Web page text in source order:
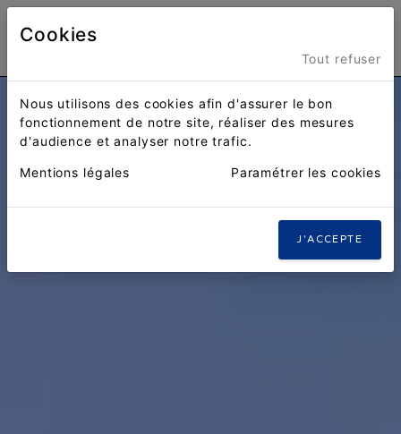
Cookies
Tout refuser
Nous utilisons des cookies afin d'assurer le bon
fonctionnement de notre site, réaliser des mesures
d'audience et analyser notre trafic.
Mentions légales Paramétrer les cookies
J'ACCEPTE